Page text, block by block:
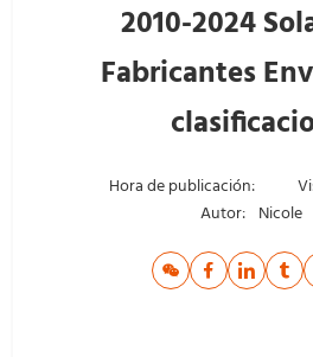
2010-2024
Fabricantes
Hora de publicación:
Autor: Nicole